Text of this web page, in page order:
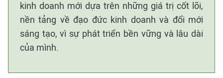
kinh doanh mới dựa trên những giá trị cốt lõi,
nền tảng về đạo đức kinh doanh và đổi mới
sáng tạo, vì sự phát triển bền vững và lâu dài
của mình.